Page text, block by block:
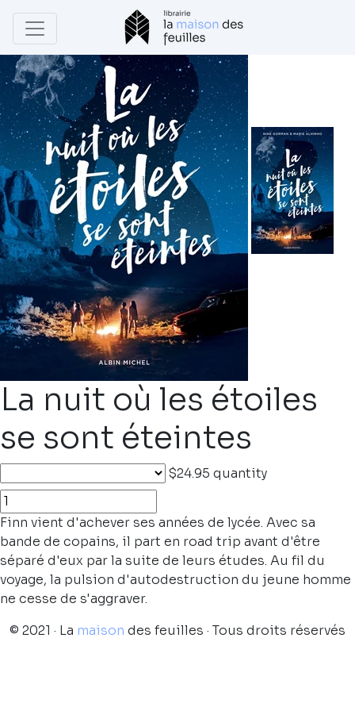
La nuit où les étoiles
se sont éteintes
$24.95 quantity
Finn vient d'achever ses années de lycée. Avec sa
bande de copains, il part en road trip avant d'être
séparé d'eux par la suite de leurs études. Au fil du
voyage, la pulsion d'autodestruction du jeune homme
ne cesse de s'aggraver.
© 2021 · La maison des feuilles · Tous droits réservés